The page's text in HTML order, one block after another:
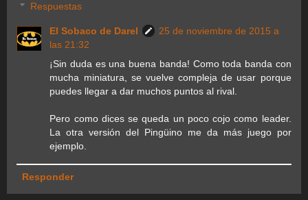
Respuestas
El Sobaco de Darel
25 de noviembre de 2015 a
las 21:32
¡Sin duda es una buena banda! Como toda banda con
mucha miniatura, se vuelve compleja de usar porque
puedes llegar a dar muchos puntos al rival.
Pero como dices se queda un poco cojo como leader.
La otra versión del Pingüino me da más juego por
ejemplo.
Responder